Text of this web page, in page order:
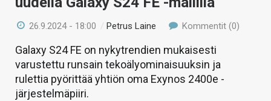
26.9.2024 - 18:00 / Petrus Laine Kommentit (0)
Galaxy S24 FE on nykytrendien mukaisesti
varustettu runsain tekoälyominaisuuksin ja
rulettia pyörittää yhtiön oma Exynos 2400e -
järjestelmäpiiri.